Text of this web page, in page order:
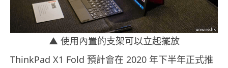
▲ 使用內置的支架可以立起擺放
ThinkPad X1 Fold 預計會在 2020 年下半年正式推